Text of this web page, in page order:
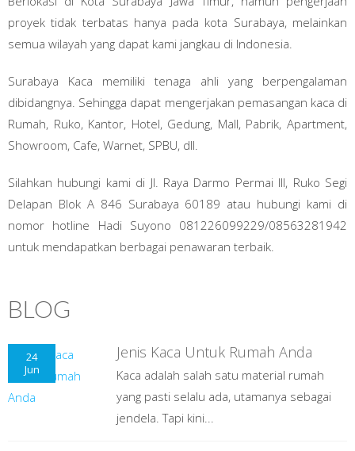
proyek tidak terbatas hanya pada kota Surabaya, melainkan
semua wilayah yang dapat kami jangkau di Indonesia.
Surabaya Kaca memiliki tenaga ahli yang berpengalaman
dibidangnya. Sehingga dapat mengerjakan pemasangan kaca di
Rumah, Ruko, Kantor, Hotel, Gedung, Mall, Pabrik, Apartment,
Showroom, Cafe, Warnet, SPBU, dll.
Silahkan hubungi kami di Jl. Raya Darmo Permai III, Ruko Segi
Delapan Blok A 846 Surabaya 60189 atau hubungi kami di
nomor hotline Hadi Suyono 081226099229/08563281942
untuk mendapatkan berbagai penawaran terbaik.
BLOG
24
Jun
Jenis Kaca Untuk Rumah Anda
Kaca adalah salah satu material rumah
yang pasti selalu ada, utamanya sebagai
jendela. Tapi kini...